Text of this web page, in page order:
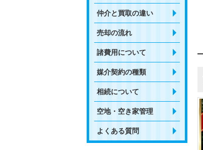
仲介と買取の違い
売却の流れ
諸費用について
媒介契約の種類
相続について
空地・空き家管理
よくある質問